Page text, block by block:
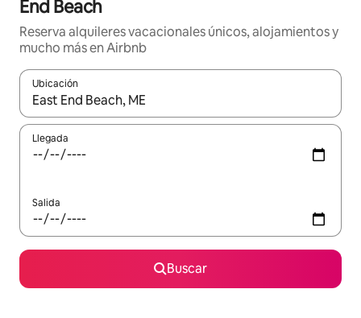
End Beach
Reserva alquileres vacacionales únicos, alojamientos y
mucho más en Airbnb
Ubicación
Cuando los resultados estén disponibles, navega con las
Llegada
Salida
Buscar